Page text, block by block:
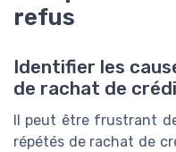
refus
Identifier les
de rachat de
Il peut être frustrant
répétés de rachat de